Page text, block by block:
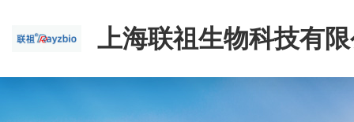
上海联祖生物科技有